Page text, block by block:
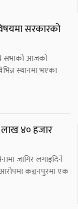
सरकारको
सभाको आजको
स्थानमा भएका
लाख ४० हजार
जागिर लगाइदिने
कञ्चनपुरमा एक